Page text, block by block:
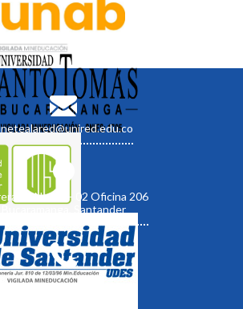
19 No. 35 - 02 Oficina 206
Bucaramanga, Santander